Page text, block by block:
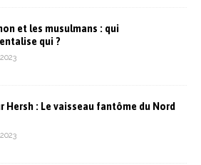
et les musulmans : qui
qui ?
Hersh : Le vaisseau fantôme du Nord